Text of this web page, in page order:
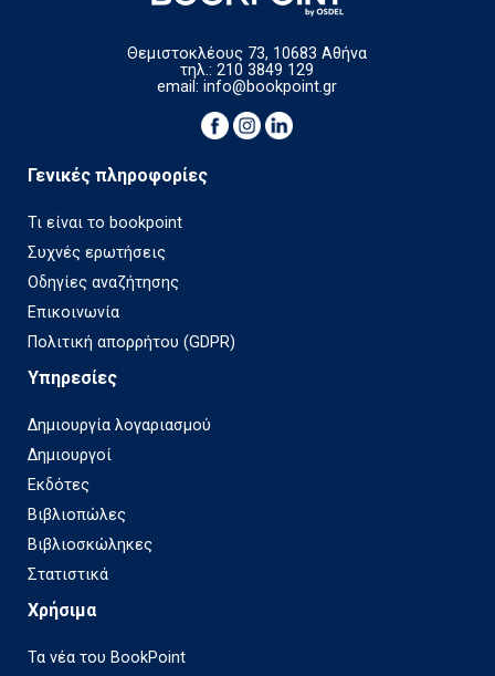
Θεμιστοκλέους 73, 10683 Αθήνα
τηλ.: 210 3849 129
email:info@bookpoint.gr
Γενικές πληροφορίες
Τι είναι το bookpoint
Συχνές ερωτήσεις
Οδηγίες αναζήτησης
Επικοινωνία
Πολιτική απορρήτου (GDPR)
Υπηρεσίες
Δημιουργία λογαριασμού
Δημιουργοί
Εκδότες
Βιβλιοπώλες
Βιβλιοσκώληκες
Στατιστικά
Χρήσιμα
Τα νέα του BookPoint